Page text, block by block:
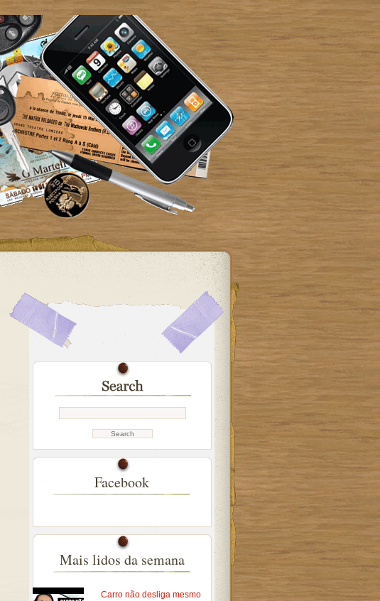
Facebook
Mais lidos da semana
Carro não desliga mesmo